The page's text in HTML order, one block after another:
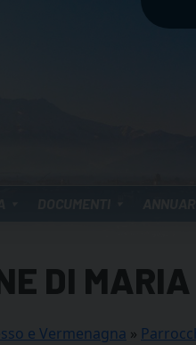
DI
e Vermenagna »